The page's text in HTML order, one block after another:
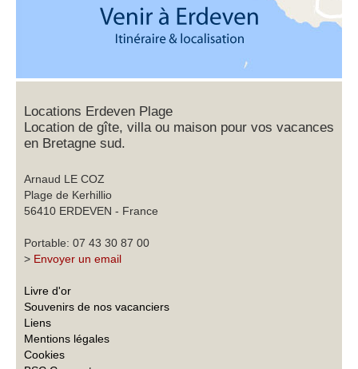
Locations Erdeven Plage
Location de gîte, villa ou maison pour vos vacances
en Bretagne sud.
Arnaud LE COZ
Plage de Kerhillio
56410 ERDEVEN - France
Portable: 07 43 30 87 00
> Envoyer un email
Livre d'or
Souvenirs de nos vacanciers
Liens
Mentions légales
Cookies